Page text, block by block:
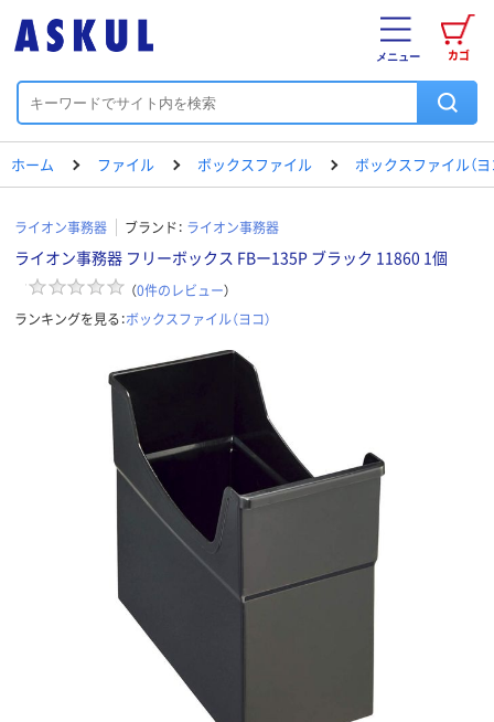
カゴ
メニュー
ホーム ファイル ボックスファイル ボックスファイル（ヨ
ライオン事務器 ブランド： ライオン事務器
ライオン事務器 フリーボックス FBー135P ブラック 11860 1個
（0件のレビュー）
ランキングを見る：ボックスファイル（ヨコ）